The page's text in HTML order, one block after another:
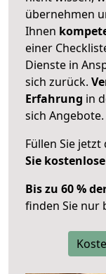
übernehmen
Ihnen
einer
Dienste in
sich zurück.
Erfahrung in
sich Angebote.
Füllen Sie
Sie
Bis zu 60 %
finden Sie nur